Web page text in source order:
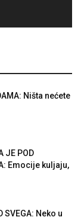
Ništa nećete
JE POD
Emocije kuljaju,
SVEGA: Neko u